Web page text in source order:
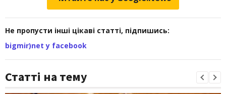
Не пропусти інші цікаві статті, підпишись:
bigmir)net у facebook
Статті на тему